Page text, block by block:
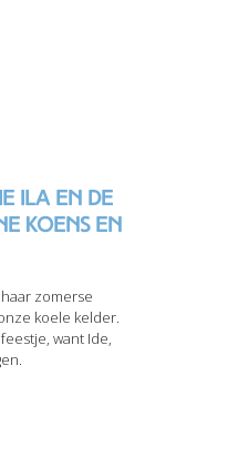
Ila en de
Koens en
zomerse
koele kelder.
want Ide,